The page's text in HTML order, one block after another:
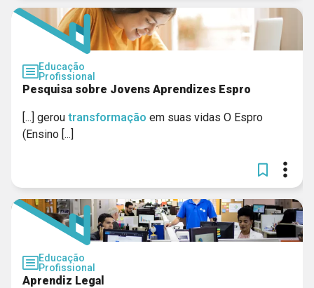
Educação
Profissional
Pesquisa sobre Jovens Aprendizes Espro
[...] gerou transformação em suas vidas O Espro
(Ensino [...]
Educação
Profissional
Aprendiz Legal